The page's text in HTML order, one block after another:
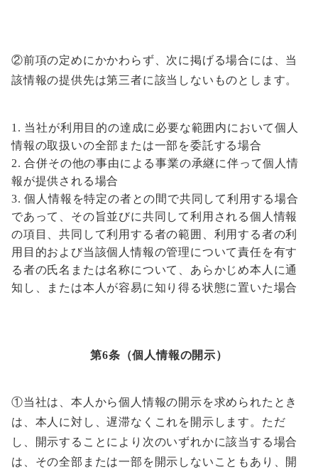
②前項の定めにかかわらず、次に掲げる場合には、当
該情報の提供先は第三者に該当しないものとします。
当社が利用目的の達成に必要な範囲内において個人
情報の取扱いの全部または一部を委託する場合
合併その他の事由による事業の承継に伴って個人情
報が提供される場合
個人情報を特定の者との間で共同して利用する場合
であって、その旨並びに共同して利用される個人情報
の項目、共同して利用する者の範囲、利用する者の利
用目的および当該個人情報の管理について責任を有す
る者の氏名または名称について、あらかじめ本人に通
知し、または本人が容易に知り得る状態に置いた場合
第6条（個人情報の開示）
①当社は、本人から個人情報の開示を求められたとき
は、本人に対し、遅滞なくこれを開示します。ただ
し、開示することにより次のいずれかに該当する場合
は、その全部または一部を開示しないこともあり、開